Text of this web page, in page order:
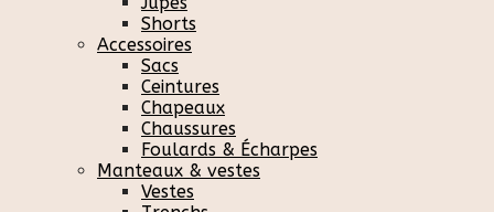
Shorts
Accessoires
Sacs
Ceintures
Chapeaux
Chaussures
Foulards & Écharpes
Manteaux & vestes
Vestes